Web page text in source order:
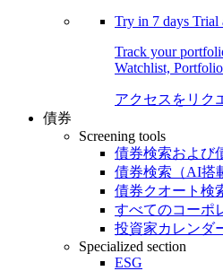
Try in 7 days Trial
Track your
Watchlist,
アクセスをリク
債券
Screening tools
債券検索および
債券検索（AI搭
債券クオート検
すべてのコーポ
投資家カレンダ
Specialized section
ESG